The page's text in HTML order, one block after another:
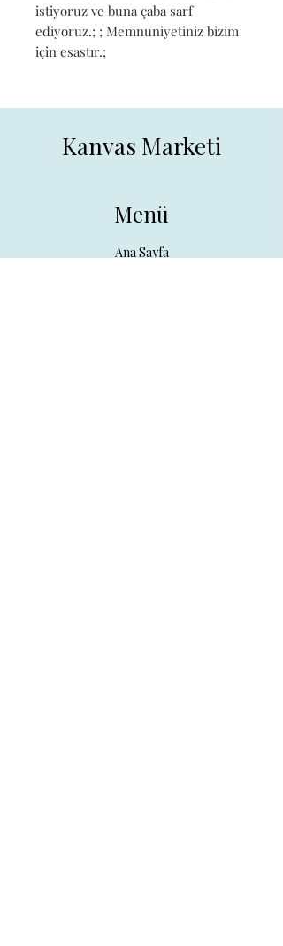
istiyoruz ve buna çaba sarf
ediyoruz.; ; Memnuniyetiniz bizim
için esastır.;
Kanvas Marketi
Menü
Ana Sayfa